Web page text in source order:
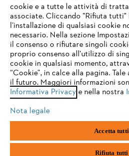
Termini e condizioni generali
Note legali Cookies
Andreas STIHL S.p.A. - Viale delle Industrie,
20040 Cambiago (MI)
Email:info@stihl.it
Numero di partita IVA: 09883420151.
Società a socio unico, soggetta a
Sie nutzen einen Browser, den wir
eine optimale Nutzung unserer Seite
einem der folgenden Browser zu
firefox
safari
cookie e a tutte le attività di
associate. Cliccando "Rifiuta tutti"
l’installazione di qualsiasi cookie
necessario. Nella sezione
il consenso o rifiutare singoli
proprio consenso all'utilizzo di
cookie in qualsiasi momento,
“Cookie”, in calce alla pagina.
il futuro. Maggiori informazioni
Informativa Privacy e nella nostra
Nota legale
Accetta tutti
Rifiuta tutti